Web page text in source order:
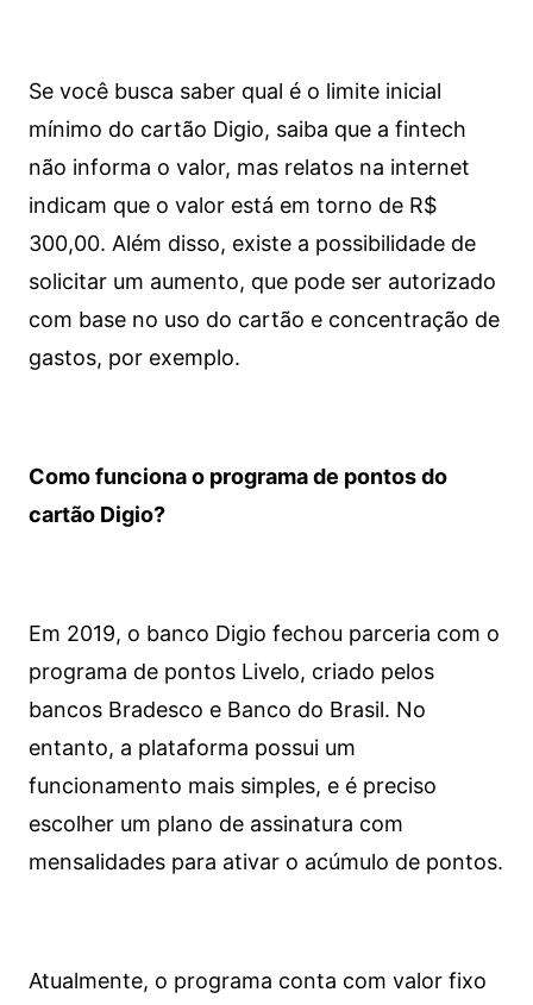
Se você busca saber qual é o limite inicial
mínimo do cartão Digio, saiba que a fintech
não informa o valor, mas relatos na internet
indicam que o valor está em torno de R$
300,00. Além disso, existe a possibilidade de
solicitar um aumento, que pode ser autorizado
com base no uso do cartão e concentração de
gastos, por exemplo.
Como funciona o programa de pontos do
cartão Digio?
Em 2019, o banco Digio fechou parceria com o
programa de pontos Livelo, criado pelos
bancos Bradesco e Banco do Brasil. No
entanto, a plataforma possui um
funcionamento mais simples, e é preciso
escolher um plano de assinatura com
mensalidades para ativar o acúmulo de pontos.
Atualmente, o programa conta com valor fixo